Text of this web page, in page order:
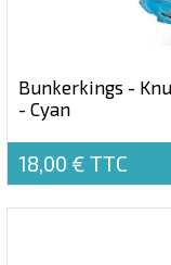
Bunkerkings -
- Cyan
18,00 € TTC